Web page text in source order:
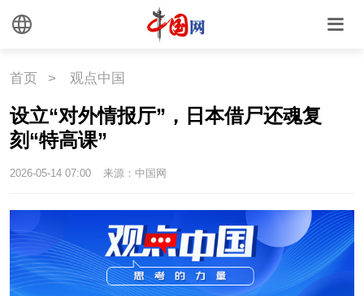
首页 > 观点中国
设立“对外情报厅”，日本借尸还魂复
刻“特高课”
2026-05-14 07:00 来源：中国网